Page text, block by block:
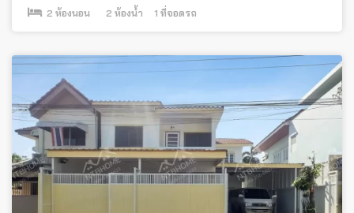
2 ห้องนอน 2 ห้องน้ำ 1 ที่จอดรถ